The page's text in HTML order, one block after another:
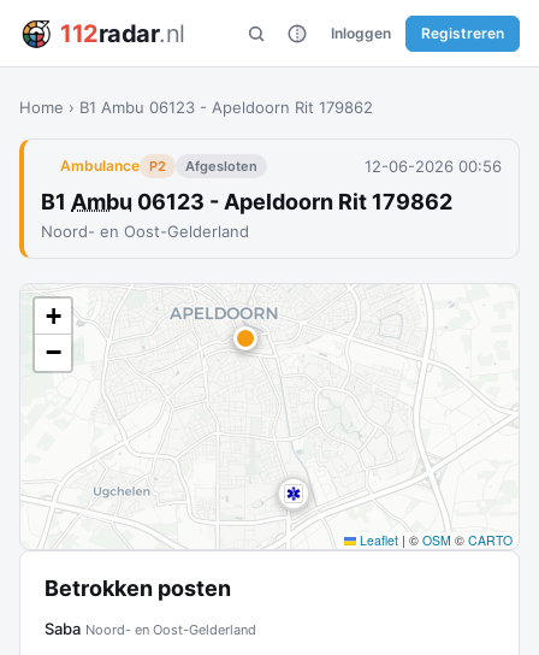
112radar.nl Inloggen Registreren
Home › B1 Ambu 06123 - Apeldoorn Rit 179862
Ambulance P2 Afgesloten 12-06-2026 00:56
B1 Ambu 06123 - Apeldoorn Rit 179862
Noord- en Oost-Gelderland
+
−
Leaflet | © OSM © CARTO
Betrokken posten
Saba Noord- en Oost-Gelderland